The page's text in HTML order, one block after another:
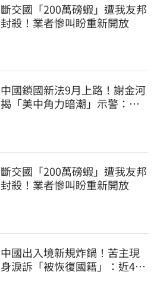
斷交國「200萬磅蝦」遭我友邦
封殺！業者慘叫盼重新開放
中國鎖國新法9月上路！謝金河
揭「美中角力暗潮」示警：台
斷交國「200萬磅蝦」遭我友邦
封殺！業者慘叫盼重新開放
中國出入境新規炸鍋！苦主現
身淚訴「被恢復國籍」：近4億